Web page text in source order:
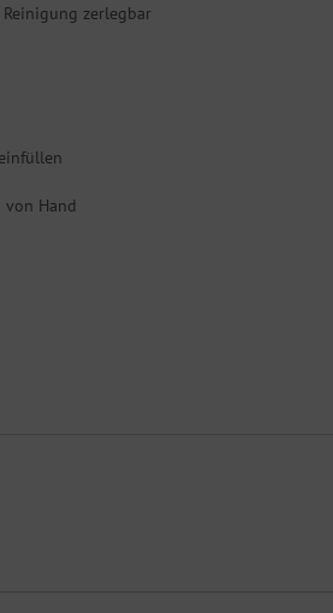
zerlegbar
von Hand